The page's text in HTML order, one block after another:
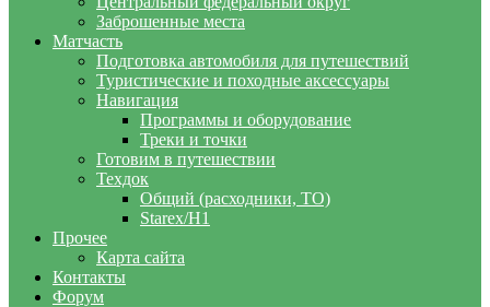
Заброшенные места
Матчасть
Подготовка автомобиля для путешествий
Туристические и походные аксессуары
Навигация
Программы и оборудование
Треки и точки
Готовим в путешествии
Техдок
Общий (расходники, ТО)
Starex/H1
Прочее
Карта сайта
Контакты
Форум